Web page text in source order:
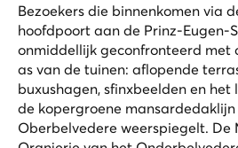
Bezoekers die binnenkomen via
hoofdpoort aan de Prinz-Eugen-
onmiddellijk geconfronteerd met
as van de tuinen: aflopende
buxushagen, sfinxbeelden en
de kopergroene
Oberbelvedere weerspiegelt. De